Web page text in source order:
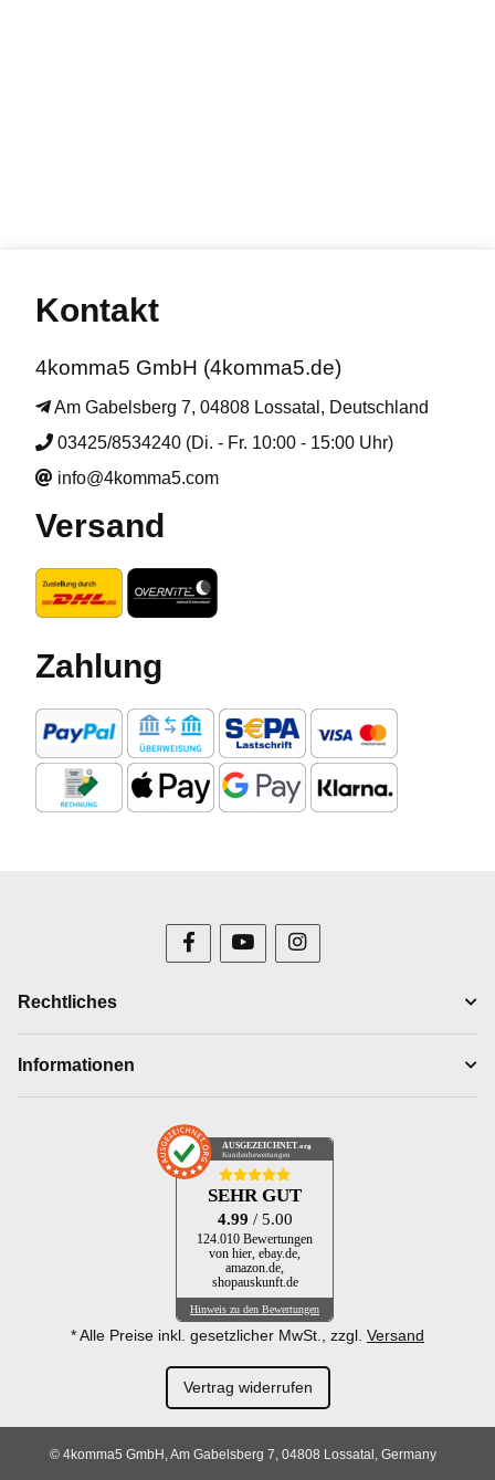
Kontakt
4komma5 GmbH (4komma5.de)
Am Gabelsberg 7, 04808 Lossatal, Deutschland
03425/8534240 (Di. - Fr. 10:00 - 15:00 Uhr)
info@4komma5.com
Versand
Zahlung
Rechtliches
Informationen
AUSGEZEICHNET .org
Kundenbewertungen
SEHR GUT
4.99 / 5.00
124.010 Bewertungen
von hier, ebay.de,
amazon.de,
shopauskunft.de
Hinweis zu den Bewertungen
* Alle Preise inkl. gesetzlicher MwSt., zzgl. Versand
Vertrag widerrufen
© 4komma5 GmbH, Am Gabelsberg 7, 04808 Lossatal, Germany